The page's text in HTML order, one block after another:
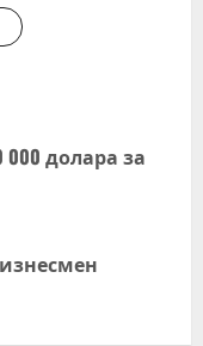
долара за